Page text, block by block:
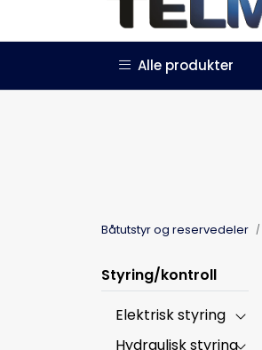
Trustpilot |
Alle produkter
Båtutstyr og reservedeler
Styring/kontroll
Elektrisk styring
Hydraulisk styring